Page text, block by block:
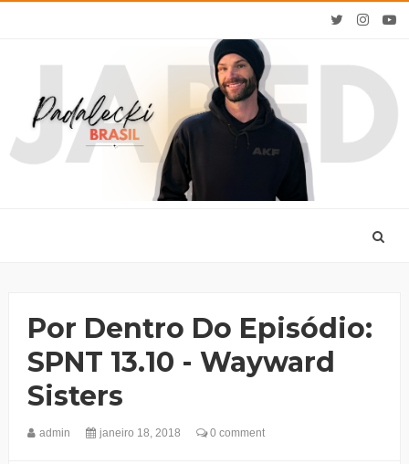
Por Dentro Do Episódio:
SPNT 13.10 - Wayward
Sisters
admin janeiro 18, 2018 0 comment